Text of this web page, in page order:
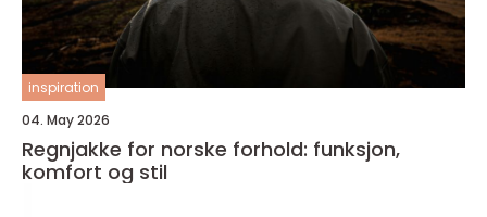
inspiration
04. May 2026
Regnjakke for norske forhold: funksjon,
komfort og stil